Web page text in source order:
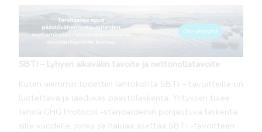
SBTi – Lyhyen aikavälin tavoite ja nettonollatavoite
Kuten aiemmin todettiin lähtökohta SBTi – tavoitteille on
luotettava ja laadukas päästölaskenta. Yrityksen tulee
tehdä GHG Protocol -standardeihin pohjautuva laskenta
sille vuodelle, jonka se haluaa asettaa SBTi -tavoitteen